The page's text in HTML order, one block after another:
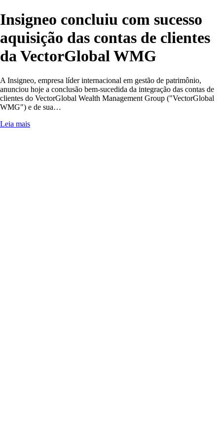
Insigneo concluiu com sucesso
aquisição das contas de clientes
da VectorGlobal WMG
A Insigneo, empresa líder internacional em gestão de patrimônio,
anunciou hoje a conclusão bem-sucedida da integração das contas de
clientes do VectorGlobal Wealth Management Group ("VectorGlobal
WMG") e de sua…
Leia mais